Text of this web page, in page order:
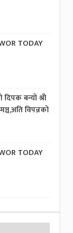
TODAY
बन्यो श्री
विपन्नको
TODAY